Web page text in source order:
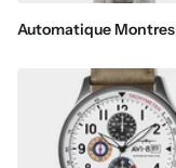
Automatique Montres